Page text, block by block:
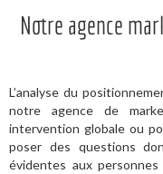
Notre agence
L’analyse du
notre agence de
intervention globale ou
poser des questions
évidentes aux